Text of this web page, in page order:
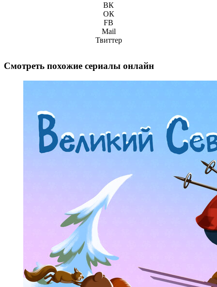
ВК
ОК
FB
Mail
Твиттер
Смотреть похожие сериалы онлайн